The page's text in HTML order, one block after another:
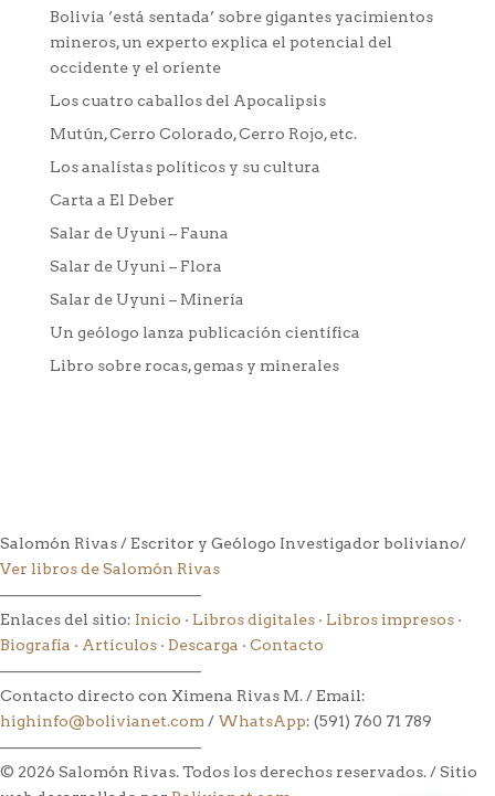
Bolivia ‘está sentada’ sobre gigantes yacimientos
mineros, un experto explica el potencial del
occidente y el oriente
Los cuatro caballos del Apocalipsis
Mutún, Cerro Colorado, Cerro Rojo, etc.
Los analístas políticos y su cultura
Carta a El Deber
Salar de Uyuni – Fauna
Salar de Uyuni – Flora
Salar de Uyuni – Minería
Un geólogo lanza publicación científica
Libro sobre rocas, gemas y minerales
Salomón Rivas / Escritor y Geólogo Investigador boliviano/
Ver libros de Salomón Rivas
––––––––––––––––––––––––––
Enlaces del sitio: Inicio · Libros digitales · Libros impresos ·
Biografía · Artículos · Descarga · Contacto
––––––––––––––––––––––––––
Contacto directo con Ximena Rivas M. / Email:
highinfo@bolivianet.com / WhatsApp: (591) 760 71 789
––––––––––––––––––––––––––
© 2026 Salomón Rivas. Todos los derechos reservados. / Sitio